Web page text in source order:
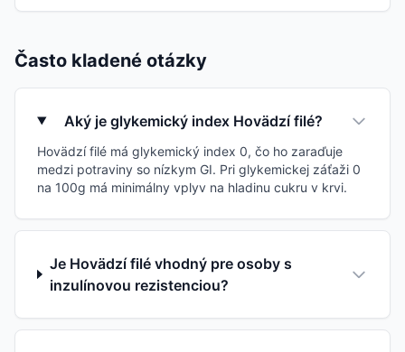
Často kladené otázky
Aký je glykemický index Hovädzí filé?
Hovädzí filé má glykemický index 0, čo ho zaraďuje
medzi potraviny so nízkym GI. Pri glykemickej záťaži 0
na 100g má minimálny vplyv na hladinu cukru v krvi.
Je Hovädzí filé vhodný pre osoby s
inzulínovou rezistenciou?